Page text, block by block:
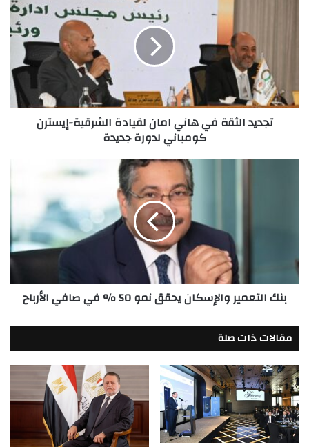
الشرقية-
إيسترن
كومباني
تجديد الثقة في هاني امان لقيادة الشرقية-إيسترن
كومباني لدورة جديدة
في
صافي
الأرباحبنك التعمير والإسكان يحقق نمو 50 % في صافي الأرباح
مقالات ذات صلة